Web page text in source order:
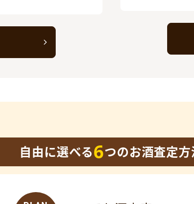
自由に選べる6つのお酒査定方